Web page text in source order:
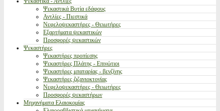
Ψεκαστικά Βυτία εδάφους
Αντλίες - Πιεστικά
Νεφελοψεκαστήρες - Θειωτήρες
Εξαρτήματα ψεκαστικών
Προσφορές ψεκαστικών
Ψεκαστήρες
Ψεκαστήρες προπίεσης
Ψεκαστήρες Πλάτης - Επινώτιοι
Ψεκαστήρες μπαταρίας - βενζίνης
Ψεκαστήρες ζιζανιοκτονίας
Νεφελοψεκαστήρες - Θειωτήρες
Προσφορές ψεκαστήρων
Μηχανήματα Ελαιοκομίας